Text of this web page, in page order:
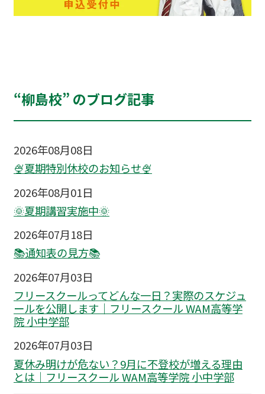
“柳島校” のブログ記事
2026年08月08日
🍨夏期特別休校のお知らせ🍨
2026年08月01日
🌞夏期講習実施中🌞
2026年07月18日
📚通知表の見方📚
2026年07月03日
フリースクールってどんな一日？実際のスケジュ
ールを公開します｜フリースクール WAM高等学
院 小中学部
2026年07月03日
夏休み明けが危ない？9月に不登校が増える理由
とは｜フリースクール WAM高等学院 小中学部